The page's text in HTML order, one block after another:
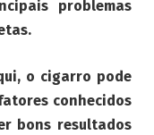
problemas
o cigarro pode
conhecidos
bons resultados